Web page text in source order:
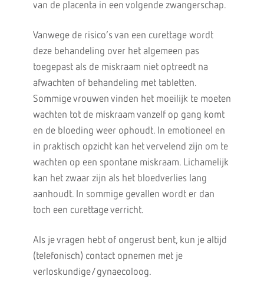
van de placenta in een volgende zwangerschap.
Vanwege de risico’s van een curettage wordt
deze behandeling over het algemeen pas
toegepast als de miskraam niet optreedt na
afwachten of behandeling met tabletten.
Sommige vrouwen vinden het moeilijk te moeten
wachten tot de miskraam vanzelf op gang komt
en de bloeding weer ophoudt. In emotioneel en
in praktisch opzicht kan het vervelend zijn om te
wachten op een spontane miskraam. Lichamelijk
kan het zwaar zijn als het bloedverlies lang
aanhoudt. In sommige gevallen wordt er dan
toch een curettage verricht.
Als je vragen hebt of ongerust bent, kun je altijd
(telefonisch) contact opnemen met je
verloskundige/gynaecoloog.